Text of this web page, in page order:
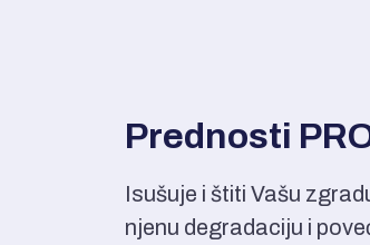
Prednosti
Isušuje i štiti Vašu
njenu degradaciju i